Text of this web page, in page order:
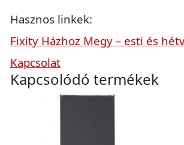
Hasznos linkek:
Fixity Házhoz Megy – esti és
Kapcsolat
Kapcsolódó termékek